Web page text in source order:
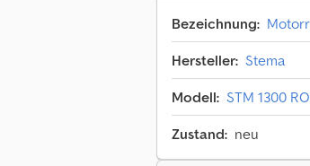
Bezeichnung:
Hersteller: Stema
Modell: STM 1300
Zustand: neu